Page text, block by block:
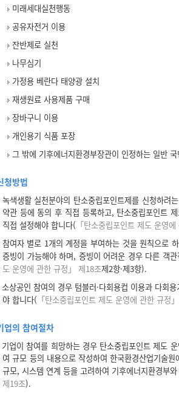
미래세대실천행동
공유자전거 이용
잔반제로 실천
나무심기
가정용 베란다 태양광 설치
재생원료 사용제품 구매
장바구니 이용
개인용기 식품 포장
그 밖에 기후에너지환경부장관이 인정하는 일반
청방법
녹색생활 실천분야의 탄소중립포인트제를 신청하려
약관 등에 동의 후 직접 등록하고, 탄소중립포인트
직접 설정해야 합니다( 「탄소중립포인트 제도 운영
참여자 별로 1개의 계정을 부여하는 것을 원칙으로
증빙이 가능해야 하며, 증빙이 어려운 경우 다른 객
도 운영에 관한 규정」 제18조제2항·제3항).
소상공인 참여의 경우 텀블러·다회용컵 이용과 다회
야 합니다( 「탄소중립포인트 제도 운영에 관한 규정
업의 참여절차
기업이 참여를 희망하는 경우 탄소중립포인트 제도
여 규모 등의 내용으로 작성하여 한국환경산업기술
규모, 시스템 연계 등을 고려하여 기후에너지환경부
제19조).